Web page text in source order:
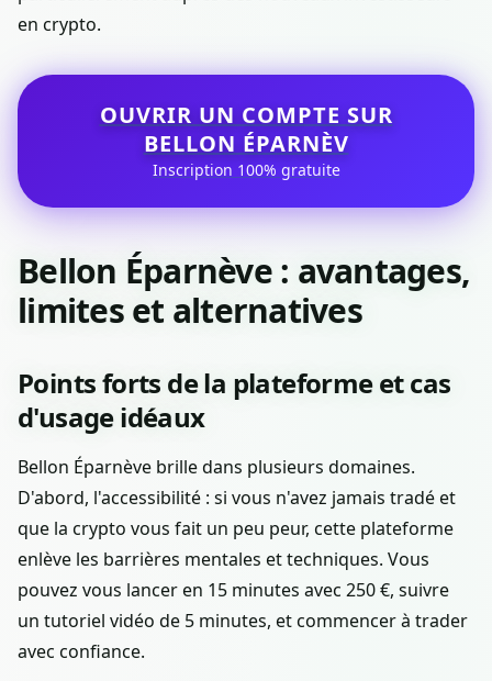
en crypto.
OUVRIR UN COMPTE SUR
BELLON ÉPARNÈV
Inscription 100% gratuite
Bellon Éparnève : avantages,
limites et alternatives
Points forts de la plateforme et cas
d'usage idéaux
Bellon Éparnève brille dans plusieurs domaines.
D'abord, l'accessibilité : si vous n'avez jamais tradé et
que la crypto vous fait un peu peur, cette plateforme
enlève les barrières mentales et techniques. Vous
pouvez vous lancer en 15 minutes avec 250 €, suivre
un tutoriel vidéo de 5 minutes, et commencer à trader
avec confiance.